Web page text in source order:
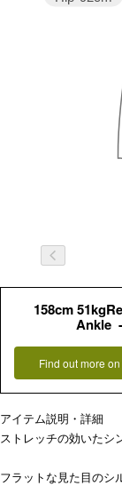
158cm
Ankle
Find out more
アイテム説明・詳細
ストレッチの効いたシ
フラットな見た目のシ